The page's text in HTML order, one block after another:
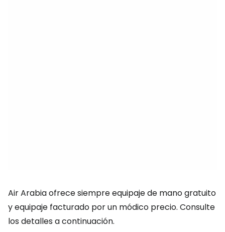
Air Arabia ofrece siempre equipaje de mano gratuito
y equipaje facturado por un módico precio. Consulte
los detalles a continuación.